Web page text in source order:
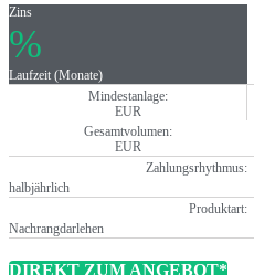
Zins
%
Laufzeit (Monate)
Mindestanlage:
EUR
Gesamtvolumen:
EUR
Zahlungsrhythmus:
halbjährlich
Produktart:
Nachrangdarlehen
DIREKT ZUM ANGEBOT*